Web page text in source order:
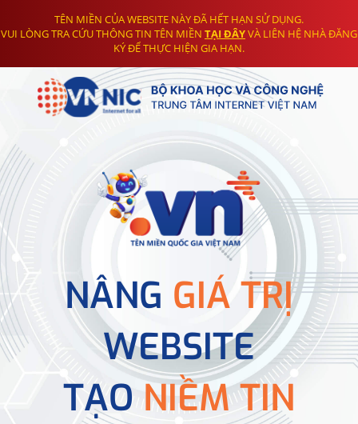
TÊN MIỀN CỦA WEBSITE NÀY ĐÃ HẾT HẠN SỬ DỤNG.
VUI LÒNG TRA CỨU THÔNG TIN TÊN MIỀN TẠI ĐÂYVÀ LIÊN HỆ NHÀ ĐĂNG
KÝ ĐỂ THỰC HIỆN GIA HẠN.
NÂNG GIÁ TRỊ
WEBSITE
TẠONIỀM TIN